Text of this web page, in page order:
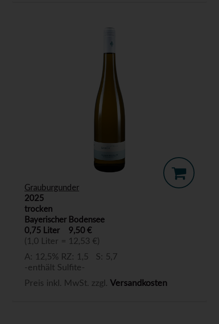
Grauburgunder
2025
trocken
Bayerischer Bodensee
0,75 Liter
9,50 €
(1,0 Liter = 12,53 €)
A: 12,5% RZ: 1,5 S: 5,7
-enthält Sulfite-
Preis inkl. MwSt. zzgl. Versandkosten